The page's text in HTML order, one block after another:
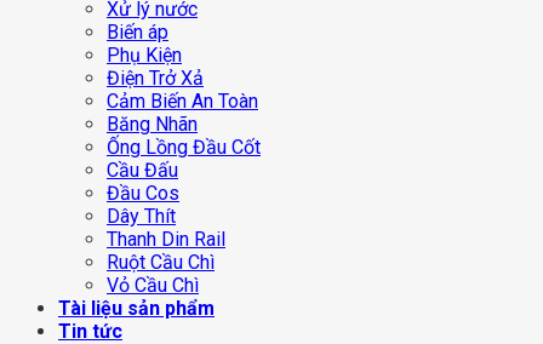
Xử lý nước
Biến áp
Phụ Kiện
Điện Trở Xả
Cảm Biến An Toàn
Băng Nhãn
Ống Lồng Đầu Cốt
Cầu Đấu
Đầu Cos
Dây Thít
Thanh Din Rail
Ruột Cầu Chì
Vỏ Cầu Chì
Tài liệu sản phẩm
Tin tức